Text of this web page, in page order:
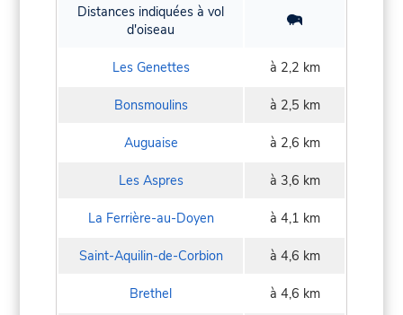
Distances indiquées à vol
d'oiseau
Les Genettes à 2,2 km
Bonsmoulins à 2,5 km
Auguaise à 2,6 km
Les Aspres à 3,6 km
La Ferrière-au-Doyen à 4,1 km
Saint-Aquilin-de-Corbion à 4,6 km
Brethel à 4,6 km